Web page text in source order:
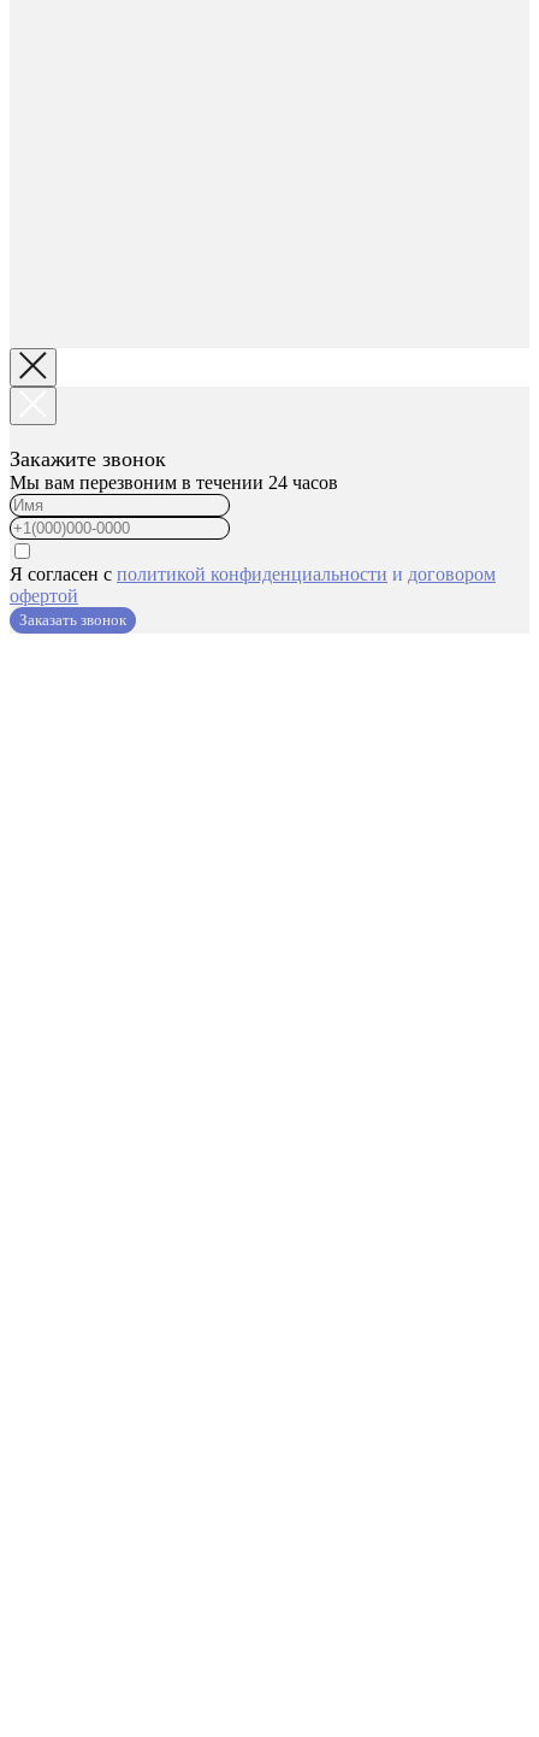
Закажите звонок
Мы вам перезвоним в течении 24 часов
Я согласен с политикой конфиденциальности и договором
офертой
Заказать звонок